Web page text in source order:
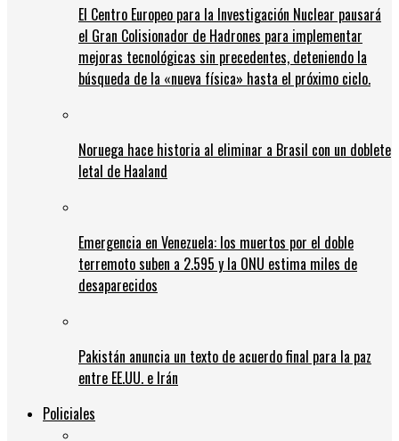
El Centro Europeo para la Investigación Nuclear pausará
el Gran Colisionador de Hadrones para implementar
mejoras tecnológicas sin precedentes, deteniendo la
búsqueda de la «nueva física» hasta el próximo ciclo.
Noruega hace historia al eliminar a Brasil con un doblete
letal de Haaland
Emergencia en Venezuela: los muertos por el doble
terremoto suben a 2.595 y la ONU estima miles de
desaparecidos
Pakistán anuncia un texto de acuerdo final para la paz
entre EE.UU. e Irán
Policiales